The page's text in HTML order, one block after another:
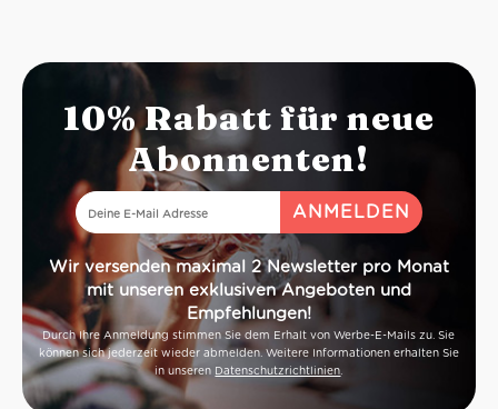
10% Rabatt für neue
Abonnenten!
Wir versenden maximal 2 Newsletter pro Monat
mit unseren exklusiven Angeboten und
Empfehlungen!
Durch Ihre Anmeldung stimmen Sie dem Erhalt von Werbe-E-Mails zu. Sie
können sich jederzeit wieder abmelden. Weitere Informationen erhalten Sie
in unseren Datenschutzrichtlinien